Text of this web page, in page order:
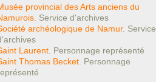
provincial des Arts anciens du
. Service d'archives
archéologique de Namur. Service
Laurent. Personnage représenté
Thomas Becket. Personnage